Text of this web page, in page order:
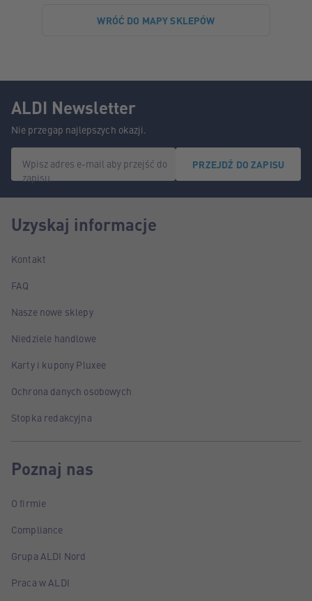
WRÓĆ DO MAPY SKLEPÓW
ALDI Newsletter
Nie przegap najlepszych okazji.
Wpisz adres e-mail aby przejść do
zapisu.
PRZEJDŹ DO ZAPISU
Uzyskaj informacje
Kontakt
FAQ
Nasze nowe sklepy
Niedziele handlowe
Karty i kupony Pluxee
Ochrona danych osobowych
Stopka redakcyjna
Poznaj nas
O firmie
Compliance
Grupa ALDI Nord
Praca w ALDI